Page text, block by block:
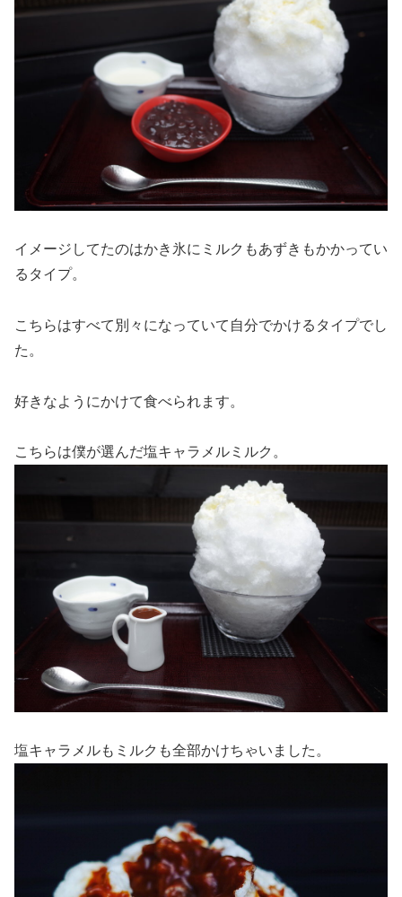
イメージしてたのはかき氷にミルクもあずきもかかってい
るタイプ。
こちらはすべて別々になっていて自分でかけるタイプでし
た。
好きなようにかけて食べられます。
こちらは僕が選んだ塩キャラメルミルク。
塩キャラメルもミルクも全部かけちゃいました。